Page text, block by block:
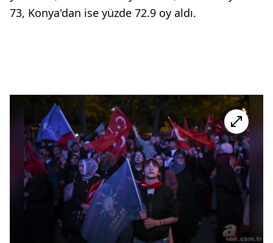
73, Konya'dan ise yüzde 72.9 oy aldı.